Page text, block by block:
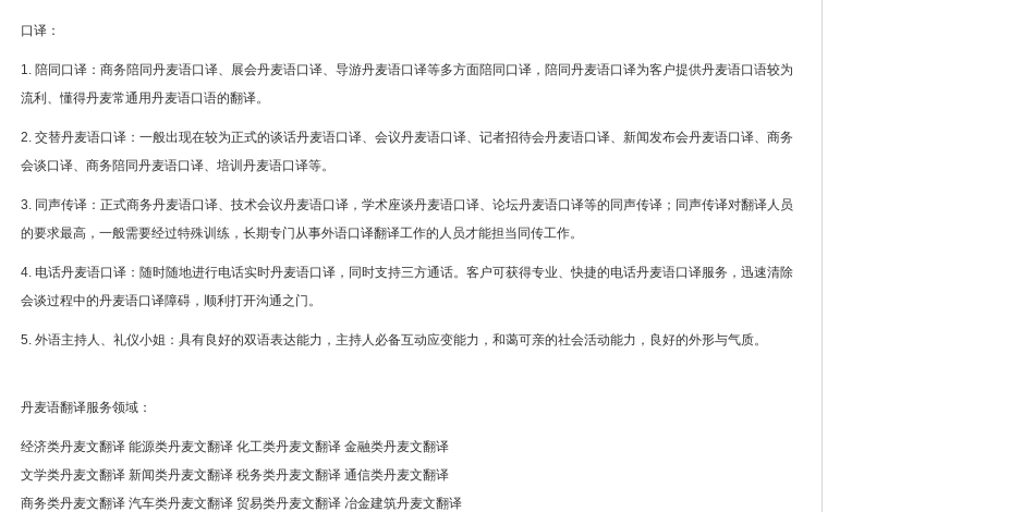
口译：
1. 陪同口译：商务陪同丹麦语口译、展会丹麦语口译、导游丹麦语口译等多方面陪同口译，陪同丹麦语口译为客户提供丹麦语口语较为
流利、懂得丹麦常通用丹麦语口语的翻译。
2. 交替丹麦语口译：一般出现在较为正式的谈话丹麦语口译、会议丹麦语口译、记者招待会丹麦语口译、新闻发布会丹麦语口译、商务
会谈口译、商务陪同丹麦语口译、培训丹麦语口译等。
3. 同声传译：正式商务丹麦语口译、技术会议丹麦语口译，学术座谈丹麦语口译、论坛丹麦语口译等的同声传译；同声传译对翻译人员
的要求最高，一般需要经过特殊训练，长期专门从事外语口译翻译工作的人员才能担当同传工作。
4. 电话丹麦语口译：随时随地进行电话实时丹麦语口译，同时支持三方通话。客户可获得专业、快捷的电话丹麦语口译服务，迅速清除
会谈过程中的丹麦语口译障碍，顺利打开沟通之门。
5. 外语主持人、礼仪小姐：具有良好的双语表达能力，主持人必备互动应变能力，和蔼可亲的社会活动能力，良好的外形与气质。
丹麦语翻译服务领域：
经济类丹麦文翻译 能源类丹麦文翻译 化工类丹麦文翻译 金融类丹麦文翻译
文学类丹麦文翻译 新闻类丹麦文翻译 税务类丹麦文翻译 通信类丹麦文翻译
商务类丹麦文翻译 汽车类丹麦文翻译 贸易类丹麦文翻译 冶金建筑丹麦文翻译